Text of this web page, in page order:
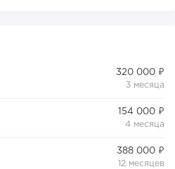
320 000 ₽
3 месяца
154 000 ₽
4 месяца
388 000 ₽
12 месяцев